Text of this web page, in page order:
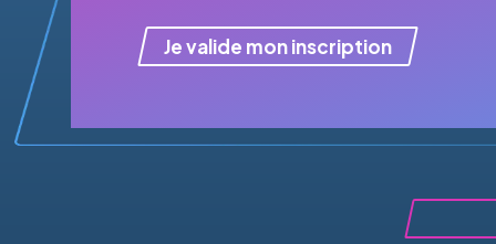
Je valide mon inscription